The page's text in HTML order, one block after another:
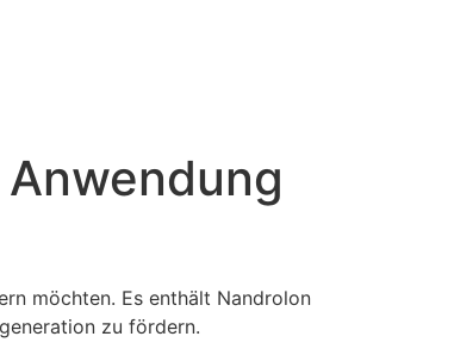
Anwendung
möchten. Es enthält Nandrolon
zu fördern.